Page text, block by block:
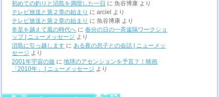
初めての釣りと沼島を満喫した一日 に魚谷博康 より
テレビ放送と第２章の始まり にarciel
より
テレビ放送と第２章の始まり に魚谷博康 より
冬至を越えて風の時代へ に春分の日の一斉遠隔ワークショ
ップ | ニューメッセージ より
沼島に引っ越します に ある夜の息子との会話 | ニューメッ
セージ より
2001年宇宙の旅 に地球のアセンションを予言？！映画
「2010年」 | ニューメッセージ より